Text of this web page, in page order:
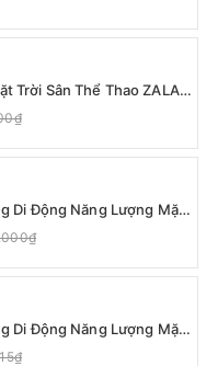
Trời Sân Thể Thao ZALAA
Cấp
Di Động Năng Lượng Mặt
Di Động Năng Lượng Mặt